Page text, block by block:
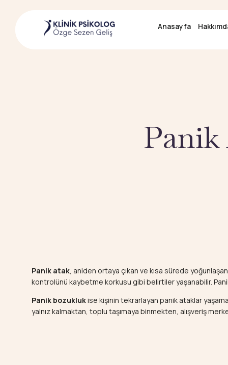
Anasayfa
Anasayfa
Panik atak, aniden ortaya çıkan ve kısa sürede
kontrolünü kaybetme korkusu gibi belirtiler yaşanabilir.
Panik bozuklukise kişinin tekrarlayan panik ataklar
yalnız kalmaktan, toplu taşımaya binmekten, alışveriş